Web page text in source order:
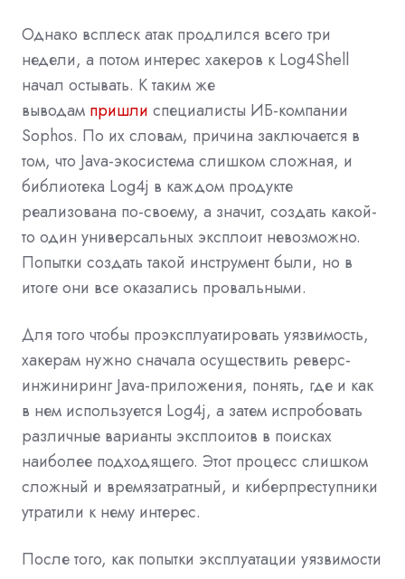
Однако всплеск атак продлился всего три
недели, а потом интерес хакеров к Log4Shell
начал остывать. К таким же
выводам пришли специалисты ИБ-компании
Sophos. По их словам, причина заключается в
том, что Java-экосистема слишком сложная, и
библиотека Log4j в каждом продукте
реализована по-своему, а значит, создать какой-
то один универсальных эксплоит невозможно.
Попытки создать такой инструмент были, но в
итоге они все оказались провальными.
Для того чтобы проэксплуатировать уязвимость,
хакерам нужно сначала осуществить реверс-
инжиниринг Java-приложения, понять, где и как
в нем используется Log4j, а затем испробовать
различные варианты эксплоитов в поисках
наиболее подходящего. Этот процесс слишком
сложный и времязатратный, и киберпреступники
утратили к нему интерес.
После того, как попытки эксплуатации уязвимости